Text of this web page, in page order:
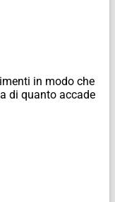
in modo che
di quanto accade